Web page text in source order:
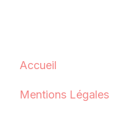
Accueil
Mentions Légales